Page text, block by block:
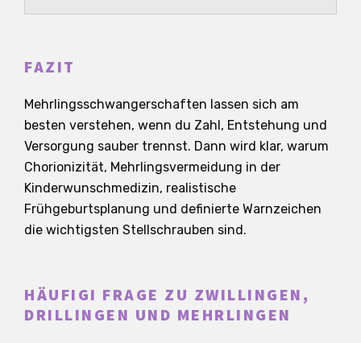
FAZIT
Mehrlingsschwangerschaften lassen sich am
besten verstehen, wenn du Zahl, Entstehung und
Versorgung sauber trennst. Dann wird klar, warum
Chorionizität, Mehrlingsvermeidung in der
Kinderwunschmedizin, realistische
Frühgeburtsplanung und definierte Warnzeichen
die wichtigsten Stellschrauben sind.
HÄUFIGI FRAGE ZU ZWILLINGEN,
DRILLINGEN UND MEHRLINGEN